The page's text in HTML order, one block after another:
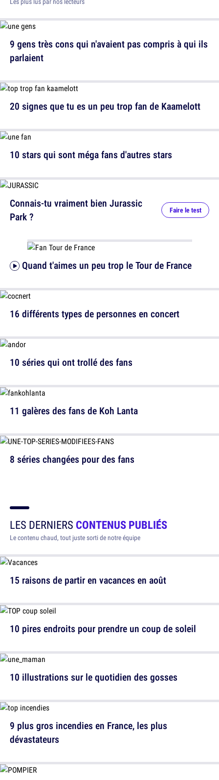
9 gens très cons qui n'avaient pas compris à qui ils
parlaient
10 stars qui sont méga fans d'autres stars
16 différents types de personnes en concert
10 séries qui ont trollé des fans
11 galères des fans de Koh Lanta
20 signes que tu es un peu trop fan de Kaamelott
Connais-tu vraiment bien Jurassic
Park ?
Faire le test
Quand t'aimes un peu trop le Tour de France
8 séries changées pour des fans
LES DERNIERS CONTENUS PUBLIÉS
Le contenu chaud, tout juste sorti de notre équipe
15 raisons de partir en vacances en août
10 illustrations sur le quotidien des gosses
10 pires endroits pour prendre un coup de soleil
9 plus gros incendies en France, les plus
dévastateurs